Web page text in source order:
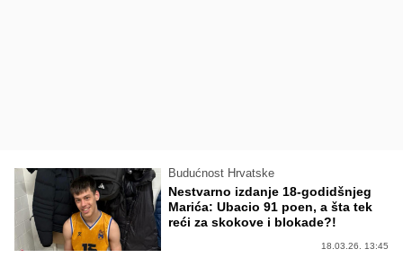
Budućnost Hrvatske
Nestvarno izdanje 18-godidšnjeg
Marića: Ubacio 91 poen, a šta tek
reći za skokove i blokade?!
18.03.26. 13:45